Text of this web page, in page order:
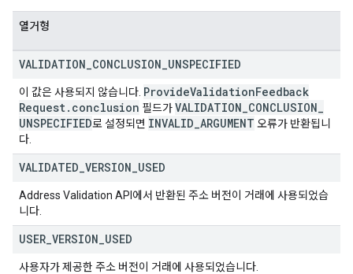
열거형
VALIDATION CONCLUSION UNSPECIFIED
이 값은 사용되지 않습니다. ProvideValidationFeedback
Request. conclusion 필드가VALIDATION CONCLUSION
UNSPECIFIED로 설정되면 INVALID ARGUMENT 오류가 반환됩니
다.
VALIDATED VERSION USED
Address Validation API에서 반환된 주소 버전이 거래에 사용되었습
니다.
USER VERSION USED
사용자가 제공한 주소 버전이 거래에 사용되었습니다.